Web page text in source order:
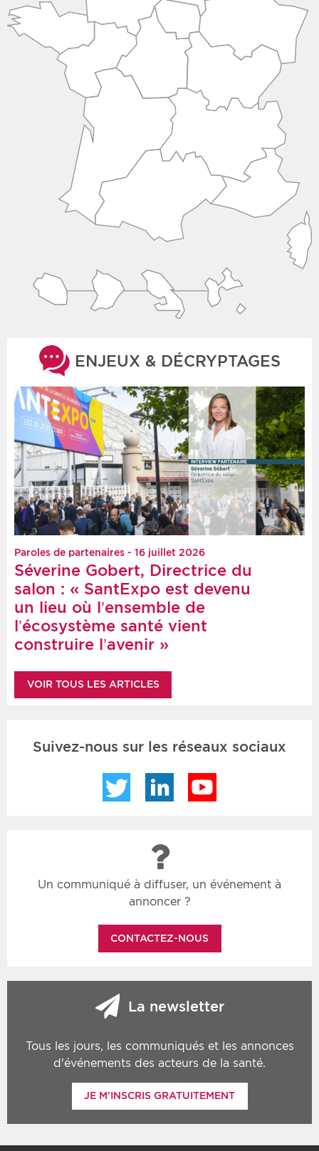
ENJEUX & DÉCRYPTAGES
Paroles de partenaires - 16 juillet 2026
Séverine Gobert, Directrice du
salon : « SantExpo est devenu
un lieu où l’ensemble de
l’écosystème santé vient
construire l’avenir »
VOIR TOUS LES ARTICLES
Suivez-nous sur les réseaux sociaux
Twitter LinkedIn
Un communiqué à diffuser, un événement à
annoncer ?
CONTACTEZ-NOUS
La newsletter
Tous les jours, les communiqués et les annonces
d'événements des acteurs de la santé.
JE M'INSCRIS GRATUITEMENT